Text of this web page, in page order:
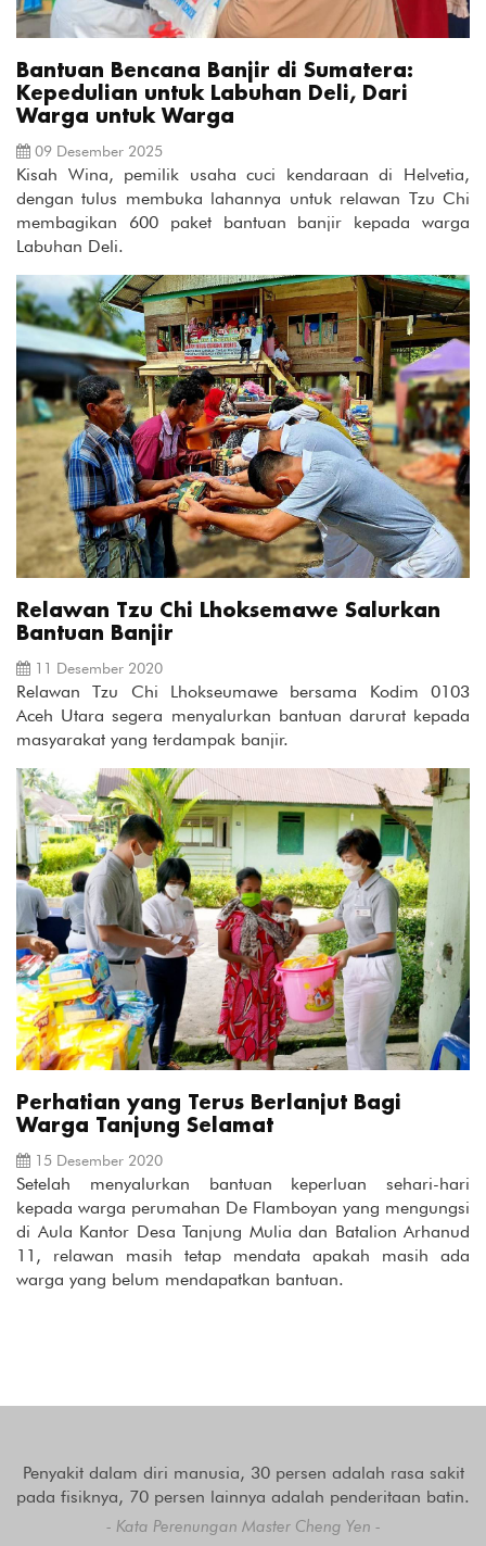
Bantuan Bencana Banjir di Sumatera:
Kepedulian untuk Labuhan Deli, Dari
Warga untuk Warga
09 Desember 2025
Kisah Wina, pemilik usaha cuci kendaraan di Helvetia,
dengan tulus membuka lahannya untuk relawan Tzu Chi
membagikan 600 paket bantuan banjir kepada warga
Labuhan Deli.
Relawan Tzu Chi Lhoksemawe Salurkan
Bantuan Banjir
11 Desember 2020
Relawan Tzu Chi Lhokseumawe bersama Kodim 0103
Aceh Utara segera menyalurkan bantuan darurat kepada
masyarakat yang terdampak banjir.
Perhatian yang Terus Berlanjut Bagi
Warga Tanjung Selamat
15 Desember 2020
Setelah menyalurkan bantuan keperluan sehari-hari
kepada warga perumahan De Flamboyan yang mengungsi
di Aula Kantor Desa Tanjung Mulia dan Batalion Arhanud
11, relawan masih tetap mendata apakah masih ada
warga yang belum mendapatkan bantuan.
Penyakit dalam diri manusia, 30 persen adalah rasa sakit
pada fisiknya, 70 persen lainnya adalah penderitaan batin.
- Kata Perenungan Master Cheng Yen -